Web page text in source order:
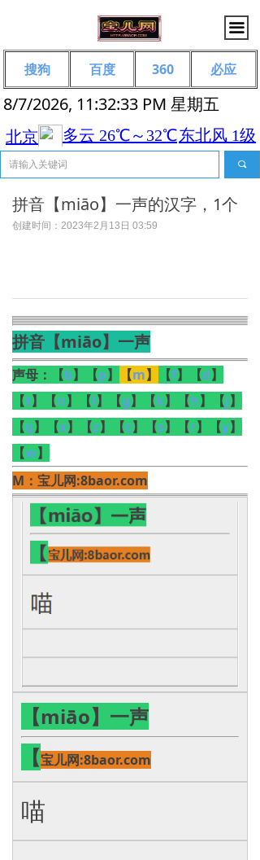
끀
8/7/2026, 11:32:33 PM 星期五
끠
搜狗 百度 360 必应
拼音【miāo】一声的汉字，1个
创建时间： 2023年2月13日 03:59
拼音【miāo】一声
声母： 【b】【p】 【m】 【f】【d】
【t】【n】【l】【g】【k】【h】【j】
【q】【x】【z】【c】【s】【r】【y】
【w】
M： 宝儿网:8baor.com
【miāo】一声
【宝儿网:8baor.com
喵